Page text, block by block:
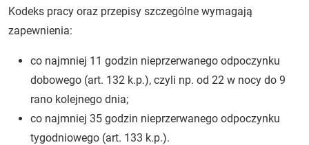
Kodeks pracy oraz przepisy szczególne wymagają
zapewnienia:
co najmniej 11 godzin nieprzerwanego odpoczynku
dobowego (art. 132 k.p.), czyli np. od 22 w nocy do 9
rano kolejnego dnia;
co najmniej 35 godzin nieprzerwanego odpoczynku
tygodniowego (art. 133 k.p.).